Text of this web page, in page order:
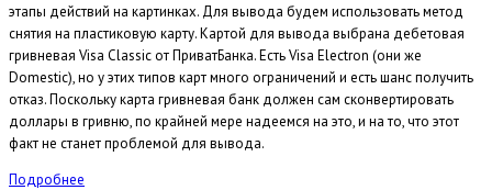
этапы действий на картинках. Для вывода будем использовать метод
снятия на пластиковую карту. Картой для вывода выбрана дебетовая
гривневая Visa Classic от ПриватБанка. Есть Visa Electron (они же
Domestic), но у этих типов карт много ограничений и есть шанс получить
отказ. Поскольку карта гривневая банк должен сам сконвертировать
доллары в гривню, по крайней мере надеемся на это, и на то, что этот
факт не станет проблемой для вывода.
Подробнее